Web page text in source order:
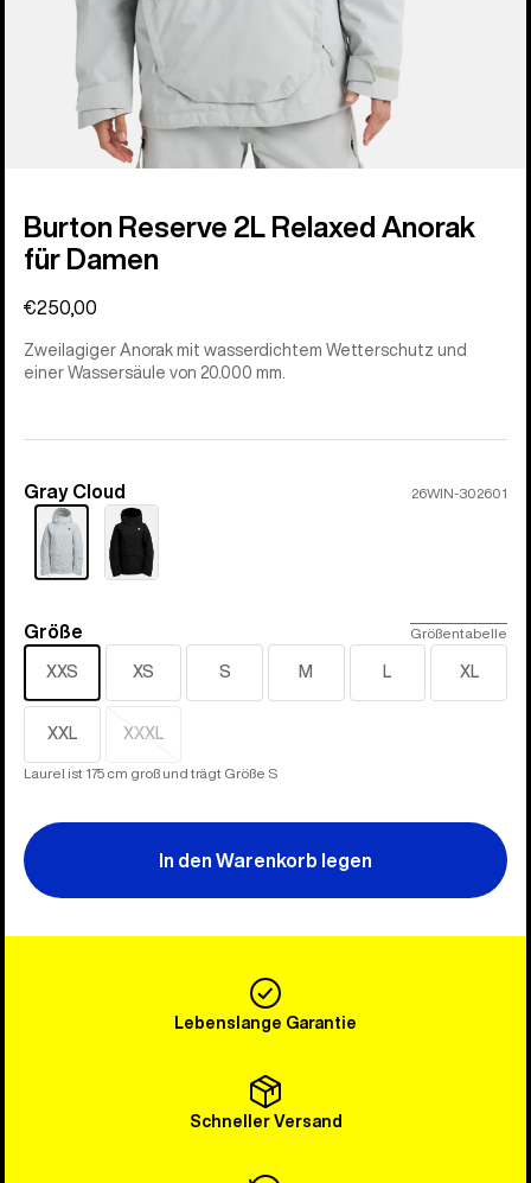
Burton Reserve 2L Relaxed Anorak
für Damen
€250,00
Zweilagiger Anorak mit wasserdichtem Wetterschutz und
einer Wassersäule von 20.000 mm.
Farbe
Gray Cloud 26WIN-302601
Größe
Größe Größentabelle
XXS XS S M L XL
XXL XXXL
Ausverkauft
Laurel ist 175 cm groß und trägt Größe S
In den Warenkorb legen
Lebenslange Garantie
Schneller Versand